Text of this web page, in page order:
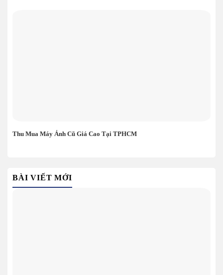
Thu Mua Máy Ảnh Cũ Giá Cao Tại TPHCM
BÀI VIẾT MỚI